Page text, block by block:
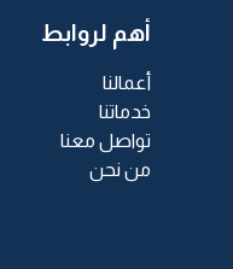
أهم لروابط
أعمالنا
خدماتنا
تواصل معنا
من نحن